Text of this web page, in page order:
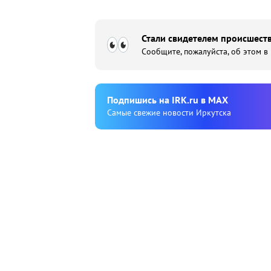
Стали свидетелем
Сообщите, пожалуйста, об этом
Подпишиcь на IRK.ru в MAX
Cамые свежие новости Иркутска